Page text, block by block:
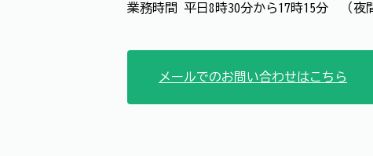
業務時間 平日8時30分から17時15分 （夜
メールでのお問い合わせはこちら